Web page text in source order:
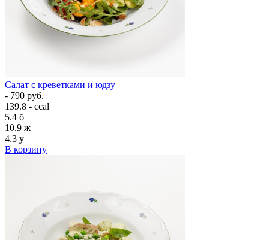
Салат с креветками и юдзу
- 790 руб.
139.8 - ccal
5.4 б
10.9 ж
4.3 у
В корзину